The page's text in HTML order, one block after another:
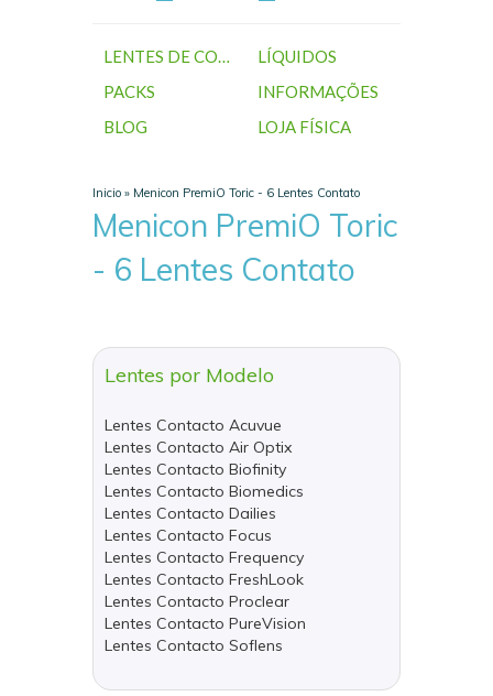
LENTES DE CONTACTO
LÍQUIDOS
PACKS
INFORMAÇÕES
BLOG
LOJA FÍSICA
Inicio » Menicon PremiO Toric - 6 Lentes Contato
Menicon PremiO Toric
- 6 Lentes Contato
Lentes por Modelo
Lentes Contacto Acuvue
Lentes Contacto Air Optix
Lentes Contacto Biofinity
Lentes Contacto Biomedics
Lentes Contacto Dailies
Lentes Contacto Focus
Lentes Contacto Frequency
Lentes Contacto FreshLook
Lentes Contacto Proclear
Lentes Contacto PureVision
Lentes Contacto Soflens